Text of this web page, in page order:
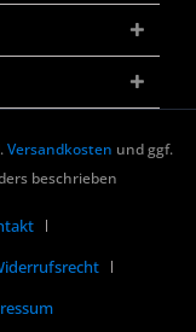
Versandkosten und ggf.
beschrieben